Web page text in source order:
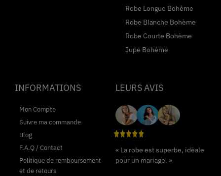
Robe Longue Bohème
Robe Blanche Bohème
Robe Courte Bohème
Jupe Bohème
INFORMATIONS
Mon Compte
Suivre ma commande
Blog
F.A.Q / Contact
Politique de remboursement
et de retours
LEURS AVIS
« La robe est superbe, idéale
pour un mariage. »